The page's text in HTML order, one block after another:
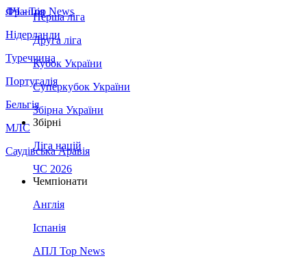
Франція
Нідерланди
Туреччина
Португалія
Бельгія
МЛС
Саудівська Аравія
ЛЧ - Top News
Перша ліга
Друга ліга
Кубок України
Суперкубок України
Збірна України
Збірні
Ліга націй
ЧС 2026
Чемпіонати
Англія
Іспанія
АПЛ Top News